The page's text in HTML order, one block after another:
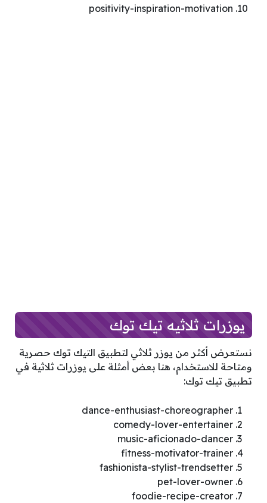
positivity-inspiration-motivation
يوزرات ثلاثيه تيك توك
نستعرض أكثر من يوزر ثلاثي لتطبيق التيك توك حصرية
ومتاحة للاستخدام، هنا بعض أمثلة على يوزرات ثلاثية في
تطبيق تيك توك:
dance-enthusiast-choreographer
comedy-lover-entertainer
music-aficionado-dancer
fitness-motivator-trainer
fashionista-stylist-trendsetter
pet-lover-owner
foodie-recipe-creator